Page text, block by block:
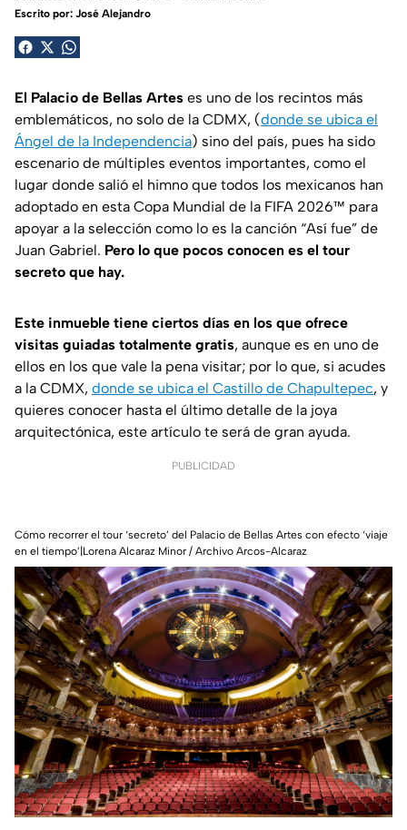
Escrito por: José Alejandro
El Palacio de Bellas Artes es uno de los recintos más
emblemáticos, no solo de la CDMX, (donde se ubica el
Ángel de la Independencia) sino del país, pues ha sido
escenario de múltiples eventos importantes, como el
lugar donde salió el himno que todos los mexicanos han
adoptado en esta Copa Mundial de la FIFA 2026™ para
apoyar a la selección como lo es la canción “Así fue” de
Juan Gabriel. Pero lo que pocos conocen es el tour
secreto que hay.
Este inmueble tiene ciertos días en los que ofrece
visitas guiadas totalmente gratis, aunque es en uno de
ellos en los que vale la pena visitar; por lo que, si acudes
a la CDMX, donde se ubica el Castillo de Chapultepec, y
quieres conocer hasta el último detalle de la joya
arquitectónica, este artículo te será de gran ayuda.
PUBLICIDAD
Cómo recorrer el tour ‘secreto’ del Palacio de Bellas Artes con efecto ‘viaje
en el tiempo’|Lorena Alcaraz Minor / Archivo Arcos-Alcaraz